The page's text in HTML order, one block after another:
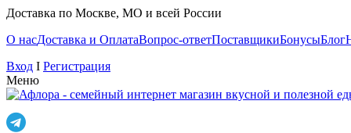
Доставка по Москве, МО и всей России
О насДоставка и ОплатаВопрос-ответПоставщикиБонусыБлог
Вход I Регистрация
Меню